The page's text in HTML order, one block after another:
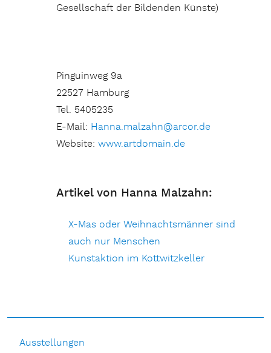
Gesellschaft der Bildenden Künste)
Pinguinweg 9a
22527 Hamburg
Tel. 5405235
E-Mail: Hanna.malzahn@arcor.de
Website:www.artdomain.de
Artikel von Hanna Malzahn:
X-Mas oder Weihnachtsmänner sind
auch nur Menschen
Kunstaktion im Kottwitzkeller
Ausstellungen